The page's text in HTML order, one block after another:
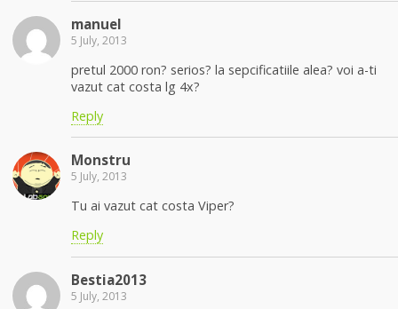
manuel
5 July, 2013
pretul 2000 ron? serios? la sepcificatiile alea? voi a-ti
vazut cat costa lg 4x?
Reply
Monstru
5 July, 2013
Tu ai vazut cat costa Viper?
Reply
Bestia2013
5 July, 2013